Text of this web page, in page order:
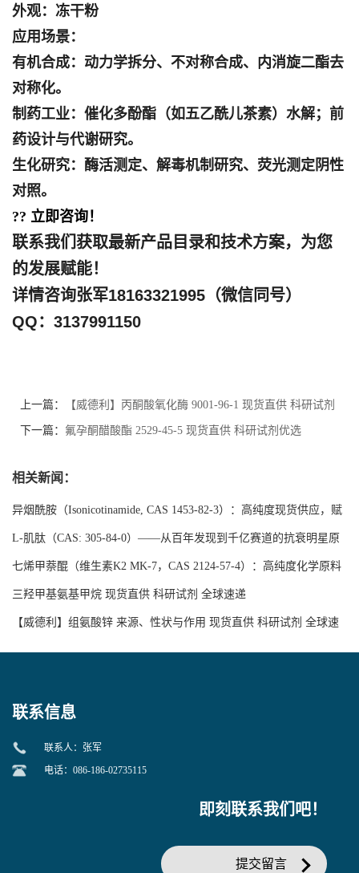
外观： 冻干粉
应用场景：
有机合成： 动力学拆分、不对称合成、内消旋二酯去
对称化。
制药工业： 催化多酚酯（如五乙酰儿茶素）水解；前
药设计与代谢研究。
生化研究： 酶活测定、解毒机制研究、荧光测定阴性
对照。
?? 立即咨询！
联系我们获取最新产品目录和技术方案，为您
的发展赋能！
详情咨询张军18163321995（微信同号）
QQ：3137991150
上一篇： 【威德利】丙酮酸氧化酶 9001-96-1 现货直供 科研试剂
优选 酶类优势产品
下一篇： 氟孕酮醋酸酯 2529-45-5 现货直供 科研试剂优选
相关新闻：
异烟酰胺（Isonicotinamide, CAS 1453-82-3）：高纯度现货供应，赋
能医药研发与精细化学品合成
L-肌肽（CAS: 305-84-0）——从百年发现到千亿赛道的抗衰明星原
料
七烯甲萘醌（维生素K2 MK-7，CAS 2124-57-4）：高纯度化学原料
赛道加速扩容，技术与标准双轮驱动产业升级
三羟甲基氨基甲烷 现货直供 科研试剂 全球速递
【威德利】组氨酸锌 来源、性状与作用 现货直供 科研试剂 全球速
递
联系信息
联系人：张军
电话：086-186-02735115
即刻联系我们吧！
提交留言